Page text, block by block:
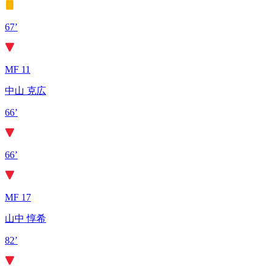
67’
MF 11
中山 克広
66’
66’
MF 17
山中 惇希
82’